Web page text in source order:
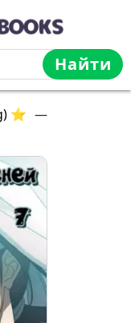
Найти
⭐ —